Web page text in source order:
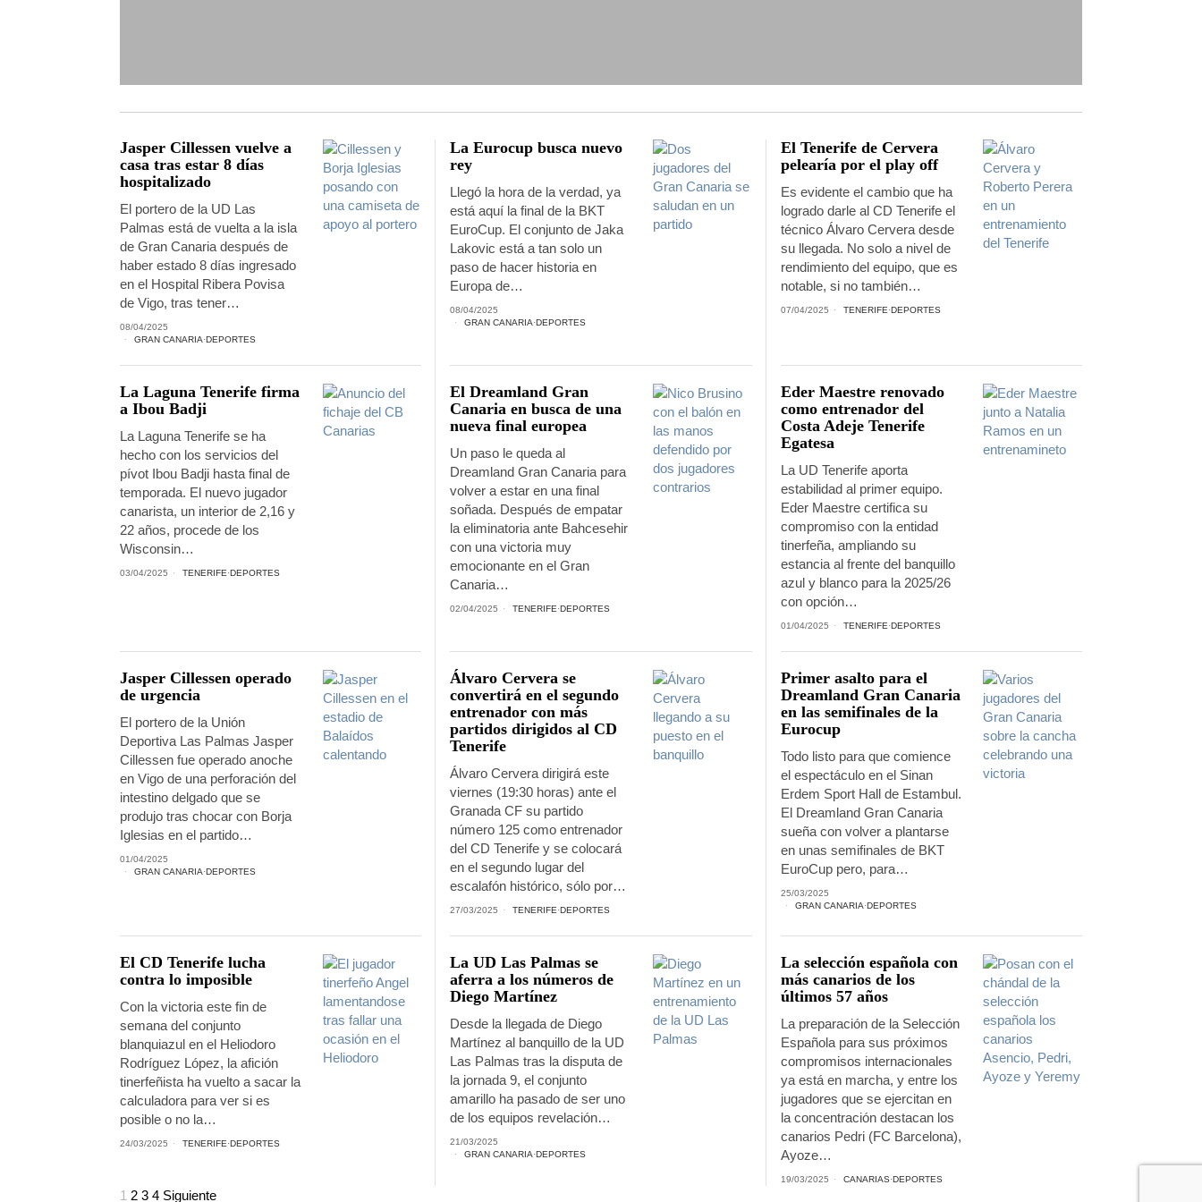
Jasper Cillessen vuelve a
casa tras estar 8 días
hospitalizado
El portero de la UD Las
Palmas está de vuelta a la isla
de Gran Canaria después de
haber estado 8 días ingresado
en el Hospital Ribera Povisa
de Vigo, tras tener…
08/04/2025
GRAN CANARIA·DEPORTES
La Eurocup busca nuevo
rey
Llegó la hora de la verdad, ya
está aquí la final de la BKT
EuroCup. El conjunto de Jaka
Lakovic está a tan solo un
paso de hacer historia en
Europa de…
08/04/2025
GRAN CANARIA·DEPORTES
El Tenerife de Cervera
pelearía por el play off
Es evidente el cambio que ha
logrado darle al CD Tenerife el
técnico Álvaro Cervera desde
su llegada. No solo a nivel de
rendimiento del equipo, que es
notable, si no también…
07/04/2025 TENERIFE·DEPORTES
La Laguna Tenerife firma
a Ibou Badji
La Laguna Tenerife se ha
hecho con los servicios del
pívot Ibou Badji hasta final de
temporada. El nuevo jugador
canarista, un interior de 2,16 y
22 años, procede de los
Wisconsin…
03/04/2025 TENERIFE·DEPORTES
El Dreamland Gran
Canaria en busca de una
nueva final europea
Un paso le queda al
Dreamland Gran Canaria para
volver a estar en una final
soñada. Después de empatar
la eliminatoria ante Bahcesehir
con una victoria muy
emocionante en el Gran
Canaria…
02/04/2025 TENERIFE·DEPORTES
Eder Maestre renovado
como entrenador del
Costa Adeje Tenerife
Egatesa
La UD Tenerife aporta
estabilidad al primer equipo.
Eder Maestre certifica su
compromiso con la entidad
tinerfeña, ampliando su
estancia al frente del banquillo
azul y blanco para la 2025/26
con opción…
01/04/2025 TENERIFE·DEPORTES
Jasper Cillessen operado
de urgencia
El portero de la Unión
Deportiva Las Palmas Jasper
Cillessen fue operado anoche
en Vigo de una perforación del
intestino delgado que se
produjo tras chocar con Borja
Iglesias en el partido…
01/04/2025
GRAN CANARIA·DEPORTES
Álvaro Cervera se
convertirá en el segundo
entrenador con más
partidos dirigidos al CD
Tenerife
Álvaro Cervera dirigirá este
viernes (19:30 horas) ante el
Granada CF su partido
número 125 como entrenador
del CD Tenerife y se colocará
en el segundo lugar del
escalafón histórico, sólo por…
27/03/2025 TENERIFE·DEPORTES
Primer asalto para el
Dreamland Gran Canaria
en las semifinales de la
Eurocup
Todo listo para que comience
el espectáculo en el Sinan
Erdem Sport Hall de Estambul.
El Dreamland Gran Canaria
sueña con volver a plantarse
en unas semifinales de BKT
EuroCup pero, para…
25/03/2025
GRAN CANARIA·DEPORTES
El CD Tenerife lucha
contra lo imposible
Con la victoria este fin de
semana del conjunto
blanquiazul en el Heliodoro
Rodríguez López, la afición
tinerfeñista ha vuelto a sacar la
calculadora para ver si es
posible o no la…
24/03/2025 TENERIFE·DEPORTES
La UD Las Palmas se
aferra a los números de
Diego Martínez
Desde la llegada de Diego
Martínez al banquillo de la UD
Las Palmas tras la disputa de
la jornada 9, el conjunto
amarillo ha pasado de ser uno
de los equipos revelación…
21/03/2025
GRAN CANARIA·DEPORTES
La selección española con
más canarios de los
últimos 57 años
La preparación de la Selección
Española para sus próximos
compromisos internacionales
ya está en marcha, y entre los
jugadores que se ejercitan en
la concentración destacan los
canarios Pedri (FC Barcelona),
Ayoze…
19/03/2025 CANARIAS·DEPORTES
1 2 3 4 Siguiente